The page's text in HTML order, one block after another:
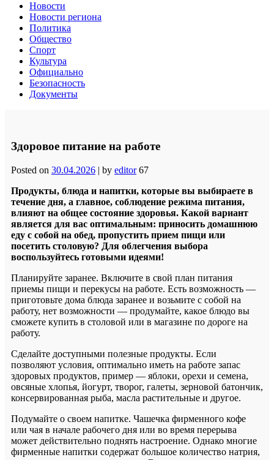
Новости
Новости региона
Политика
Общество
Спорт
Культура
Официально
Безопасность
Документы
Здоровое питание на работе
Posted on 30.04.2026 | by editor 67
Продукты, блюда и напитки, которые вы выбираете в
течение дня, а главное, соблюдение режима питания,
влияют на общее состояние здоровья. Какой вариант
является для вас оптимальным: приносить домашнюю
еду с собой на обед, пропустить прием пищи или
посетить столовую? Для облегчения выбора
воспользуйтесь готовыми идеями!
Планируйте заранее. Включите в свой план питания
приемы пищи и перекусы на работе. Есть возможность —
приготовьте дома блюда заранее и возьмите с собой на
работу, нет возможности — продумайте, какое блюдо вы
сможете купить в столовой или в магазине по дороге на
работу.
Сделайте доступными полезные продукты. Если
позволяют условия, оптимально иметь на работе запас
здоровых продуктов, пример — яблоки, орехи и семена,
овсяные хлопья, йогурт, творог, галеты, зерновой батончик,
консервированная рыба, масла растительные и другое.
Подумайте о своем напитке. Чашечка фирменного кофе
или чая в начале рабочего дня или во время перерыва
может действительно поднять настроение. Однако многие
фирменные напитки содержат большое количество натрия,